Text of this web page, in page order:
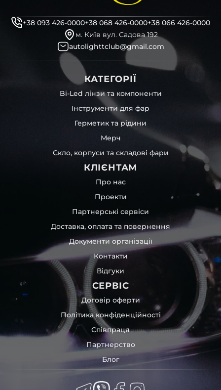
+38 093 426-0000+38 068 426-0000+38 066 426-0000
м. Київ вул. Садова 192
autolighttclub@gmail.com
КАТЕГОРІЇ
Bi-Led лінзи та компоненти
Інструменти для фар
Герметик та рідини
Мерч
Скло, корпуси та складові фари
КЛІЄНТАМ
Про нас
Проекти
Партнерські сервіси
Доставка, оплата та повернення
Документи організації
Контакти
Відгуки
СЕРВІС
Договір оферти
Політика конфіденційності
Співпраця
Партнерство
Блог